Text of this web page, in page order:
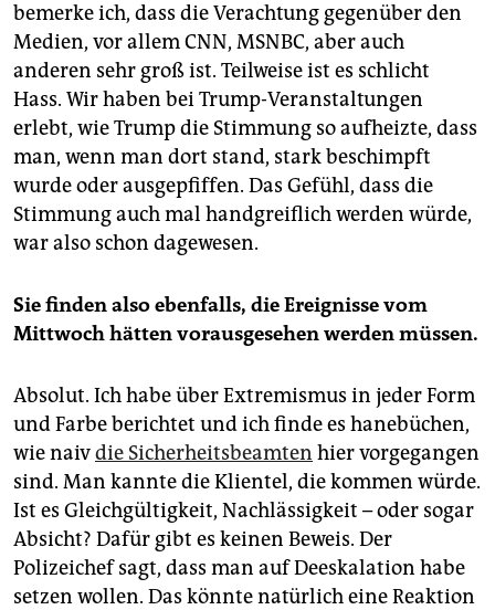
bemerke ich, dass die Verachtung gegenüber den
Medien, vor allem CNN, MSNBC, aber auch
anderen sehr groß ist. Teilweise ist es schlicht
Hass. Wir haben bei Trump-Veranstaltungen
erlebt, wie Trump die Stimmung so aufheizte, dass
man, wenn man dort stand, stark beschimpft
wurde oder ausgepfiffen. Das Gefühl, dass die
Stimmung auch mal handgreiflich werden würde,
war also schon dagewesen.
Sie finden also ebenfalls, die Ereignisse vom
Mittwoch hättenvorausgesehen werden müssen.
Absolut. Ich habe über Extremismus in jeder Form
und Farbe berichtet und ich finde es hanebüchen,
wie naivdie Sicherheitsbeamten hier vorgegangen
sind. Man kannte die Klientel, die kommen würde.
Ist es Gleichgültigkeit, Nachlässigkeit – oder sogar
Absicht? Dafür gibt es keinen Beweis. Der
Polizeichef sagt, dass man auf Deeskalation habe
setzen wollen. Das könnte natürlich eine Reaktion